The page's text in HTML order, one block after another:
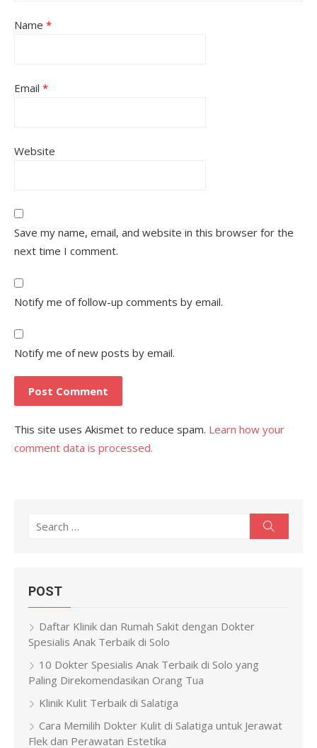
Name *
Email *
Website
Save my name, email, and website in this browser for the
next time I comment.
Notify me of follow-up comments by email.
Notify me of new posts by email.
This site uses Akismet to reduce spam. Learn how your
comment data is processed.
Search
POST
Daftar Klinik dan Rumah Sakit dengan Dokter
Spesialis Anak Terbaik di Solo
10 Dokter Spesialis Anak Terbaik di Solo yang
Paling Direkomendasikan Orang Tua
Klinik Kulit Terbaik di Salatiga
Cara Memilih Dokter Kulit di Salatiga untuk Jerawat
Flek dan Perawatan Estetika